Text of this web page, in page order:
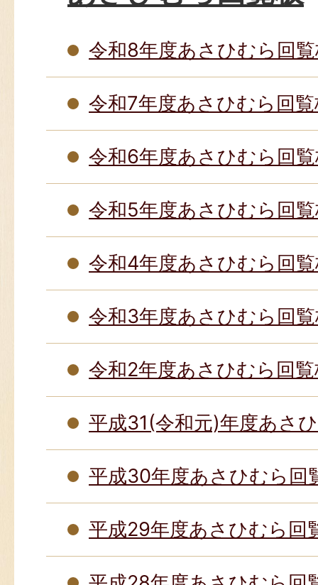
令和8年度あさひむら回
令和7年度あさひむら回
令和6年度あさひむら回
令和5年度あさひむら回
令和4年度あさひむら回
令和3年度あさひむら回
令和2年度あさひむら回
平成31(令和元)年度あさ
平成30年度あさひむら回
平成29年度あさひむら回